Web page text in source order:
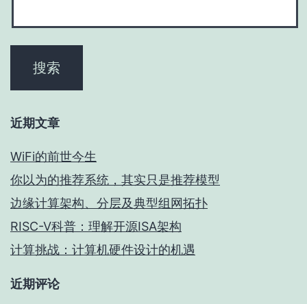
近期文章
WiFi的前世今生
你以为的推荐系统，其实只是推荐模型
边缘计算架构、分层及典型组网拓扑
RISC-V科普：理解开源ISA架构
计算挑战：计算机硬件设计的机遇
近期评论